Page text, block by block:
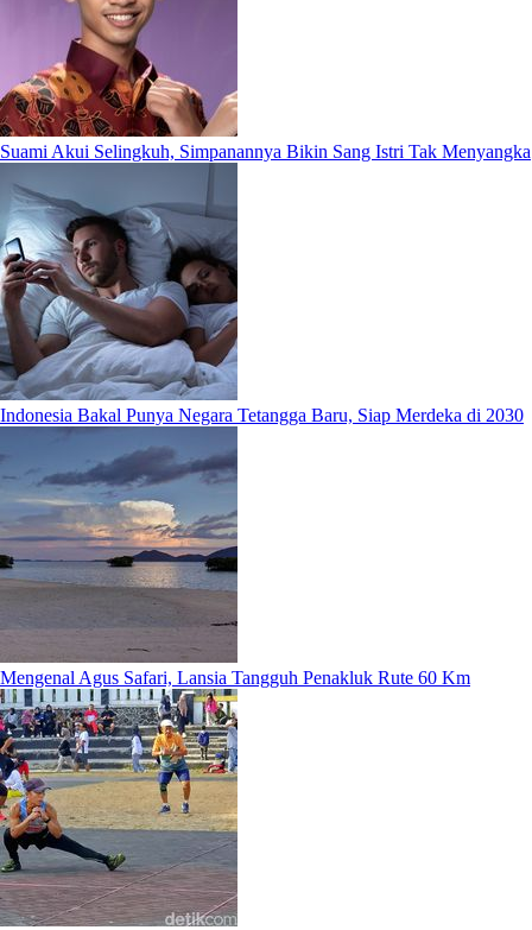
Suami Akui Selingkuh, Simpanannya Bikin Sang Istri Tak Menyangka
Indonesia Bakal Punya Negara Tetangga Baru, Siap Merdeka di 2030
Mengenal Agus Safari, Lansia Tangguh Penakluk Rute 60 Km